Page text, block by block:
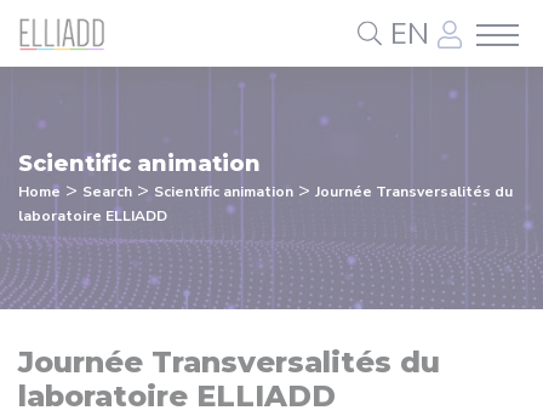
EN
Scientific animation
Home > Search > Scientific animation > Journée Transversalités du
laboratoire ELLIADD
Journée Transversalités du
laboratoire ELLIADD
Cookies management panel